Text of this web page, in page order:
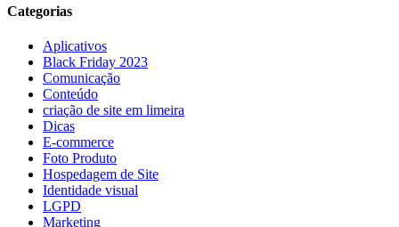
Categorias
Aplicativos
Black Friday 2023
Comunicação
Conteúdo
criação de site em limeira
Dicas
E-commerce
Foto Produto
Hospedagem de Site
Identidade visual
LGPD
Marketing